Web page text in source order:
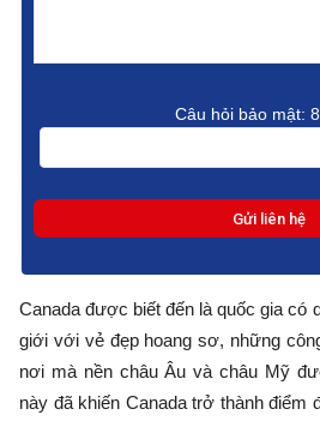
Câu hỏi bảo mật:
Canada được biết đến là quốc gia có
giới với vẻ đẹp hoang sơ, những
nơi mà nền châu Âu và châu Mỹ
này đã khiến Canada trở thành điểm